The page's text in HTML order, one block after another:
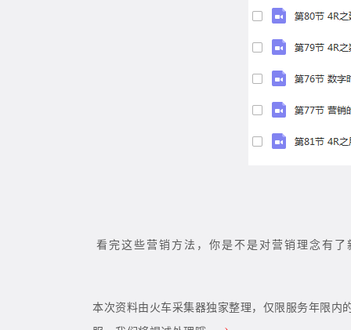
看完这些营销方法，你是不是对营销理念有
本次资料由火车采集器独家整理，仅限服务年限内